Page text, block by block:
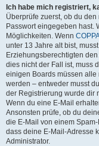
Ich habe mich registriert,
Überprüfe zuerst, ob du
Passwort eingegeben hast.
Möglichkeiten. Wenn
unter 13 Jahre alt bist,
Erziehungsberechtigten
dies nicht der Fall ist, muss
einigen Boards müssen
werden – entweder musst
der Registrierung wurde dir
Wenn du eine E-Mail
Ansonsten prüfe, ob du
die E-Mail von einem
dass deine E-Mail-Adresse
Administrator.